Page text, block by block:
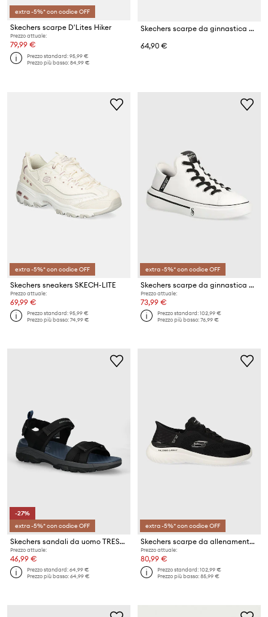
extra -5%* con codice OFF
Skechers scarpe D'Lites Hiker
Prezzo attuale:
79,99 €
Prezzo standard:95,99 €
Prezzo più basso:84,99 €
Skechers scarpe da ginnastica per bambini UNO LITE
64,90 €
extra -5%* con codice OFF
Skechers sneakers SKECH-LITE
Prezzo attuale:
69,99 €
Prezzo standard:95,99 €
Prezzo più basso:74,99 €
extra -5%* con codice OFF
Skechers scarpe da ginnastica SKECHERS X SNOOP DOGG
Prezzo attuale:
73,99 €
Prezzo standard:102,99 €
Prezzo più basso:76,99 €
-27%
extra -5%* con codice OFF
Skechers sandali da uomo TRESMEN
Prezzo attuale:
46,99 €
Prezzo standard:64,99 €
Prezzo più basso:64,99 €
extra -5%* con codice OFF
Skechers scarpe da allenamento Bounder 2.0 Emerged
Prezzo attuale:
80,99 €
Prezzo standard:102,99 €
Prezzo più basso:85,99 €